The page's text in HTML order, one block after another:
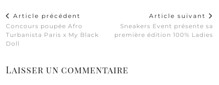
Article précédent
Concours poupée Afro
Turbanista Paris x My Black
Doll
Article suivant
Sneakers Event présente sa
première édition 100% Ladies
Laisser un commentaire